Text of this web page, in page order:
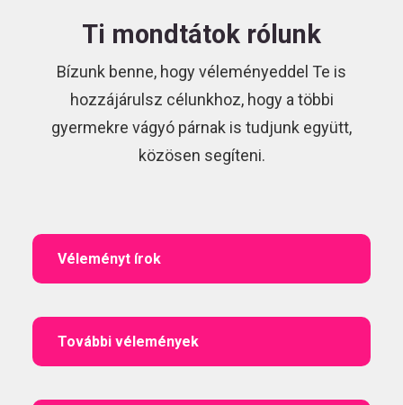
Ti mondtátok rólunk
Bízunk benne, hogy véleményeddel Te is
hozzájárulsz célunkhoz, hogy a többi
gyermekre vágyó párnak is tudjunk együtt,
közösen segíteni.
Véleményt írok
További vélemények